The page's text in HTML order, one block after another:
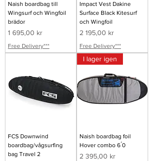
Naish boardbag till
Wingsurf och Wingfoil
brädor
Pris
1 695,00 kr
Free Delivery***
Impact Vest Dakine
Surface Black Kitesurf
och Wingfoil
Pris
2 195,00 kr
Free Delivery***
FCS Downwind
boardbag/vågsurfing
bag Travel 2
I lager igen
Naish boardbag foil
Hover combo 6 ́0
Pris
2 395,00 kr